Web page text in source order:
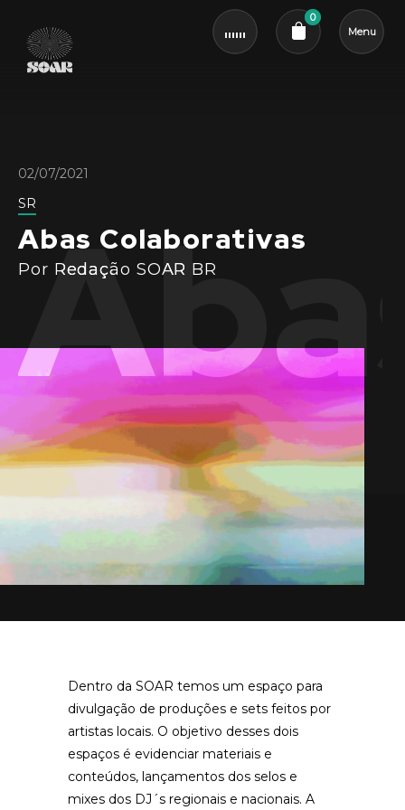
0
Menu
02/07/2021
SR
Abas Colaborativas
Por Redação SOAR BR
Dentro da SOAR temos um espaço para
divulgação de produções e sets feitos por
artistas locais. O objetivo desses dois
espaços é evidenciar materiais e
conteúdos, lançamentos dos selos e
mixes dos DJ´s regionais e nacionais. A